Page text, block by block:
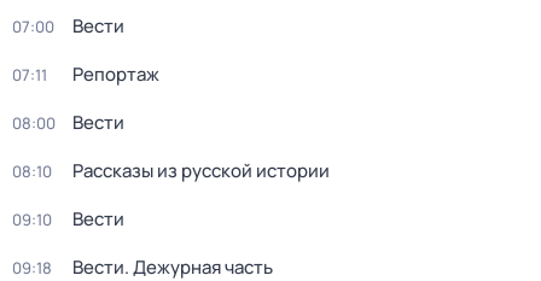
07:00 Вести
07:11 Репортаж
08:00 Вести
08:10 Рассказы из русской истории
09:10 Вести
09:18 Вести. Дежурная часть